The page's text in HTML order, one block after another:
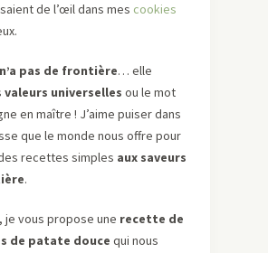
de l’œil dans mes cookies
pas de frontière… elle
valeurs universelles ou le mot
en maître ! J’aime puiser dans
que le monde nous offre pour
recettes simples aux saveurs
.
je vous propose une recette de
de patate douce qui nous